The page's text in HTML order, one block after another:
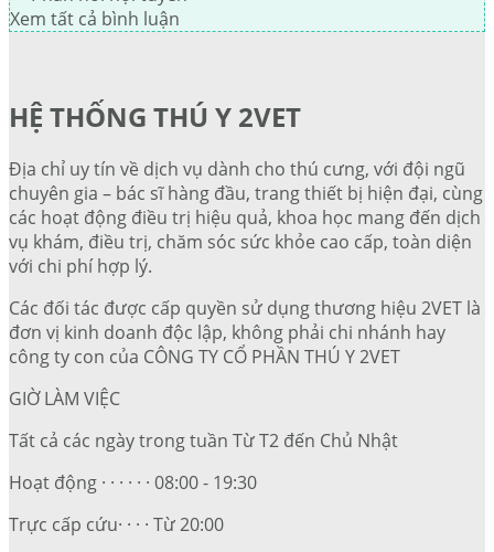
Xem tất cả bình luận
HỆ THỐNG THÚ Y 2VET
Địa chỉ uy tín về dịch vụ dành cho thú cưng, với đội ngũ
chuyên gia – bác sĩ hàng đầu, trang thiết bị hiện đại, cùng
các hoạt động điều trị hiệu quả, khoa học mang đến dịch
vụ khám, điều trị, chăm sóc sức khỏe cao cấp, toàn diện
với chi phí hợp lý.
Các đối tác được cấp quyền sử dụng thương hiệu 2VET là
đơn vị kinh doanh độc lập, không phải chi nhánh hay
công ty con của CÔNG TY CỔ PHẦN THÚ Y 2VET
GIỜ LÀM VIỆC
Tất cả các ngày trong tuần Từ T2 đến Chủ Nhật
Hoạt động · · · · · · 08:00 - 19:30
Trực cấp cứu· · · · Từ 20:00